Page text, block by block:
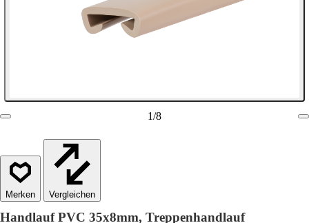
1/8
Vergleichen
Handlauf PVC 35x8mm, Treppenhandlauf